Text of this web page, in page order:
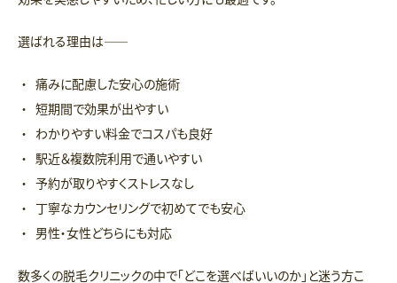
選ばれる理由は――
痛みに配慮した安心の施術
短期間で効果が出やすい
わかりやすい料金でコスパも良好
駅近＆複数院利用で通いやすい
予約が取りやすくストレスなし
丁寧なカウンセリングで初めてでも安心
男性・女性どちらにも対応
数多くの脱毛クリニックの中で「どこを選べばいいのか」と迷う方こ